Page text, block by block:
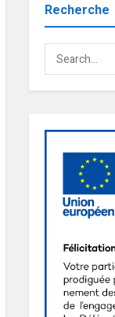
Recherche